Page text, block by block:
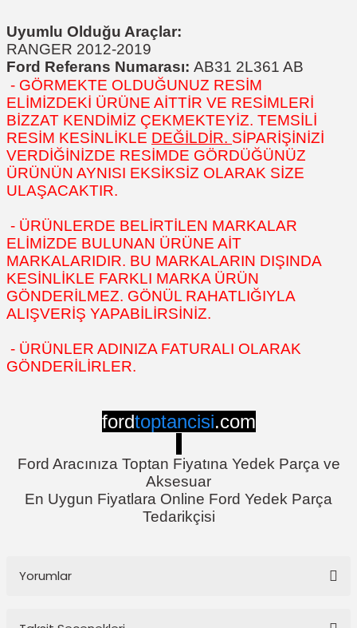
Uyumlu Olduğu Araçlar:
RANGER 2012-2019
Ford Referans Numarası: AB31 2L361 AB
- GÖRMEKTE OLDUĞUNUZ RESİM
ELİMİZDEKİ ÜRÜNE AİTTİR VE RESİMLERİ
BİZZAT KENDİMİZ ÇEKMEKTEYİZ. TEMSİLİ
RESİM KESİNLİKLE DEĞİLDİR. SİPARİŞİNİZİ
VERDİĞİNİZDE RESİMDE GÖRDÜĞÜNÜZ
ÜRÜNÜN AYNISI EKSİKSİZ OLARAK SİZE
ULAŞACAKTIR.
- ÜRÜNLERDE BELİRTİLEN MARKALAR
ELİMİZDE BULUNAN ÜRÜNE AİT
MARKALARIDIR. BU MARKALARIN DIŞINDA
KESİNLİKLE FARKLI MARKA ÜRÜN
GÖNDERİLMEZ. GÖNÜL RAHATLIĞIYLA
ALIŞVERİŞ YAPABİLİRSİNİZ.
- ÜRÜNLER ADINIZA FATURALI OLARAK
GÖNDERİLİRLER.
fordtoptancisi.com
Ford Aracınıza Toptan Fiyatına Yedek Parça ve
Aksesuar
En Uygun Fiyatlara Online Ford Yedek Parça
Tedarikçisi
Yorumlar